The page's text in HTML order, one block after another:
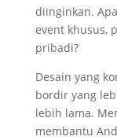
diinginkan.
event khusus,
pribadi?
Desain yang
bordir yang
lebih lama.
membantu